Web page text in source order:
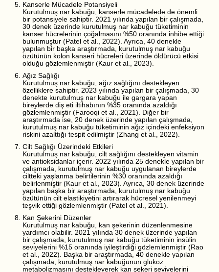
Kanserle Mücadele Potansiyeli
Kurutulmuş nar kabuğu, kanserle mücadelede de önemli
bir potansiyele sahiptir. 2021 yılında yapılan bir çalışmada,
30 denek üzerinde kurutulmuş nar kabuğu tüketiminin
kanser hücrelerinin çoğalmasını %50 oranında inhibe ettiği
bulunmuştur (Patel et al., 2022). Ayrıca, 40 denekle
yapılan bir başka araştırmada, kurutulmuş nar kabuğu
özütünün kolon kanseri hücreleri üzerinde öldürücü etkisi
olduğu gözlemlenmiştir (Kaur et al., 2023).
Ağız Sağlığı
Kurutulmuş nar kabuğu, ağız sağlığını destekleyen
özelliklere sahiptir. 2023 yılında yapılan bir çalışmada, 30
denekte kurutulmuş nar kabuğu ile gargara yapan
bireylerde diş eti iltihabının %35 oranında azaldığı
gözlemlenmiştir (Farooqi et al., 2021). Diğer bir
araştırmada ise, 20 denek üzerinde yapılan çalışmada,
kurutulmuş nar kabuğu tüketiminin ağız içindeki enfeksiyon
riskini azalttığı tespit edilmiştir (Zhang et al., 2022).
Cilt Sağlığı Üzerindeki Etkileri
Kurutulmuş nar kabuğu, cilt sağlığını destekleyen vitamin
ve antioksidanlar içerir. 2022 yılında 25 denekle yapılan bir
çalışmada, kurutulmuş nar kabuğu uygulanan bireylerde
ciltteki yaşlanma belirtilerinin %30 oranında azaldığı
belirlenmiştir (Kaur et al., 2023). Ayrıca, 30 denek üzerinde
yapılan başka bir araştırmada, kurutulmuş nar kabuğu
özütünün cilt elastikiyetini artırarak hücresel yenilenmeyi
teşvik ettiği gözlemlenmiştir (Patel et al., 2021).
Kan Şekerini Düzenler
Kurutulmuş nar kabuğu, kan şekerinin düzenlenmesine
yardımcı olabilir. 2021 yılında 30 denek üzerinde yapılan
bir çalışmada, kurutulmuş nar kabuğu tüketiminin insülin
seviyelerini %15 oranında iyileştirdiği gözlemlenmiştir (Rao
et al., 2022). Başka bir araştırmada, 40 denekle yapılan
çalışmada, kurutulmuş nar kabuğunun glukoz
metabolizmasını destekleyerek kan şekeri seviyelerini